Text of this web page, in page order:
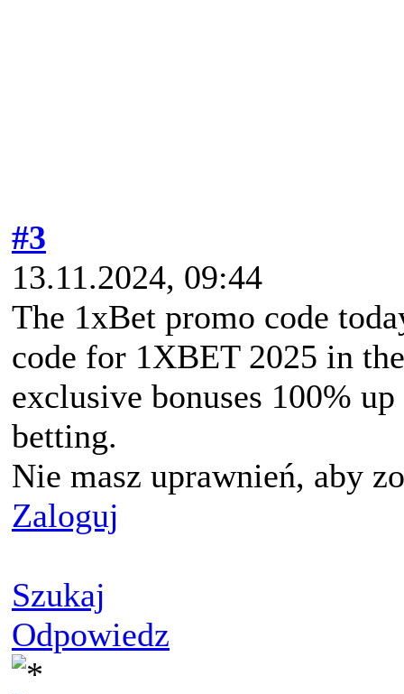
#3
13.11.2024, 09:44
The 1xBet promo code
code for 1XBET 2025 in
exclusive bonuses 100%
betting.
Nie masz uprawnień, aby
Zaloguj
Szukaj
Odpowiedz